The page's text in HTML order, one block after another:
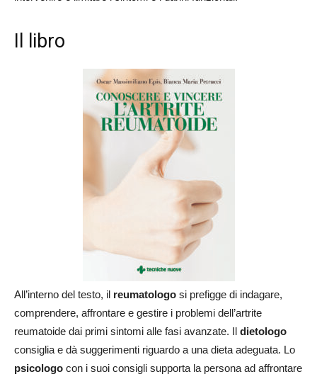
Il libro
All’interno del testo, il reumatologo si prefigge di indagare,
comprendere, affrontare e gestire i problemi dell’artrite
reumatoide dai primi sintomi alle fasi avanzate. Il dietologo
consiglia e dà suggerimenti riguardo a una dieta adeguata. Lo
psicologo con i suoi consigli supporta la persona ad affrontare